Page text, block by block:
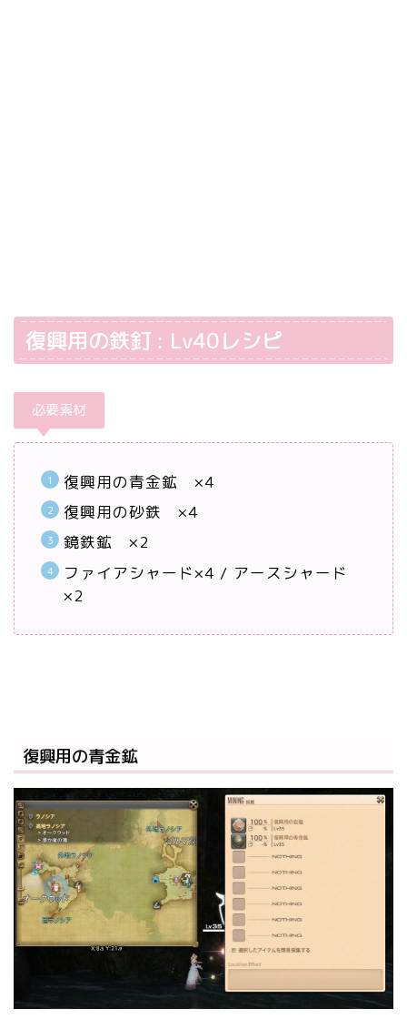
復興用の鉄釘 : Lv40レシピ
必要素材
復興用の青金鉱 ×4
復興用の砂鉄 ×4
鏡鉄鉱 ×2
ファイアシャード×4 / アースシャード
×2
復興用の青金鉱